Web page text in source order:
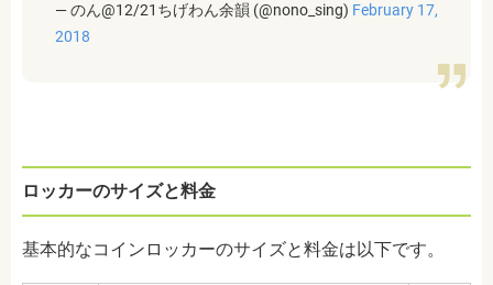
— のん@12/21ちげわん余韻 (@nono_sing) February 17,
2018
ロッカーのサイズと料金
基本的なコインロッカーのサイズと料金は以下です。